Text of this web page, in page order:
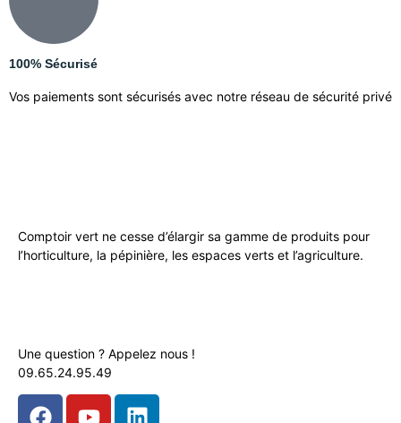
100% Sécurisé
Vos paiements sont sécurisés avec notre réseau de sécurité privé
Comptoir vert ne cesse d’élargir sa gamme de produits pour
l’horticulture, la pépinière, les espaces verts et l’agriculture.
Une question ? Appelez nous !
09.65.24.95.49